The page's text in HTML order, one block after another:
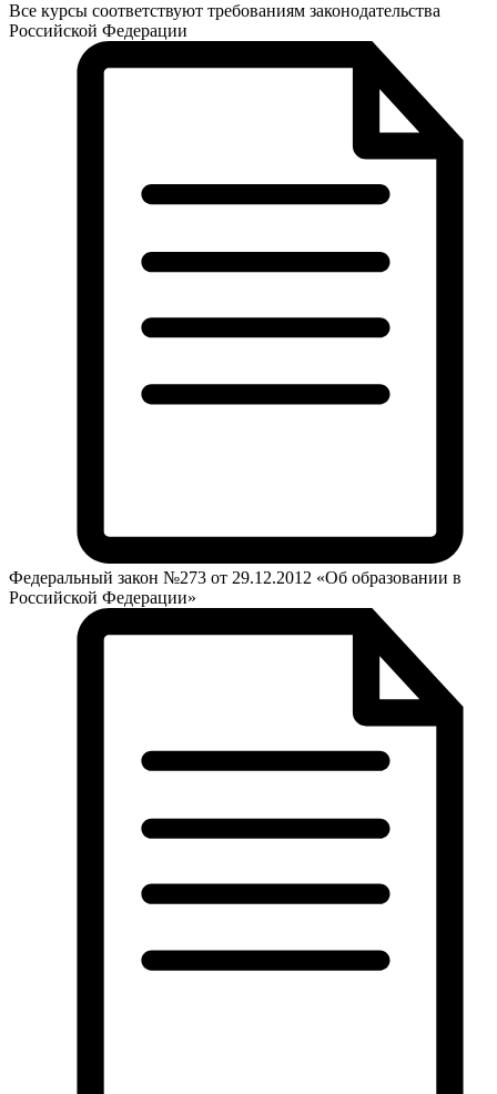
Все курсы соответствуют требованиям законодательства
Российской Федерации
Федеральный закон №273 от 29.12.2012 «Об образовании в
Российской Федерации»